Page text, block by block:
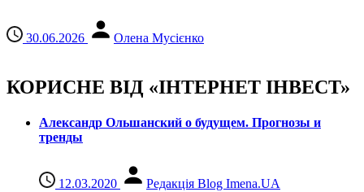
30.06.2026 Олена Мусієнко
КОРИСНЕ ВІД «ІНТЕРНЕТ ІНВЕСТ»
Александр Ольшанский о будущем. Прогнозы и
тренды
12.03.2020 Редакція Blog Imena.UA